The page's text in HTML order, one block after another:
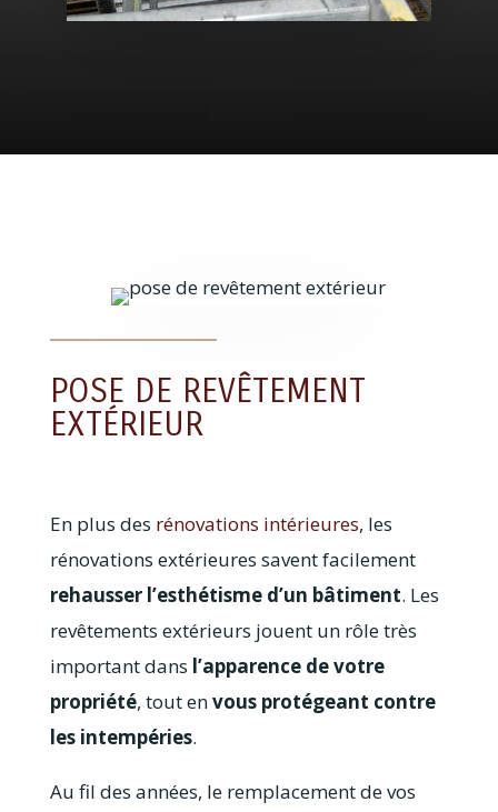
POSE DE REVÊTEMENT
EXTÉRIEUR
En plus des rénovations intérieures, les
rénovations extérieures savent facilement
rehausser l’esthétisme d’un bâtiment. Les
revêtements extérieurs jouent un rôle très
important dans l’apparence de votre
propriété, tout envous protégeant contre
les intempéries.
Au fil des années, le remplacement de vos